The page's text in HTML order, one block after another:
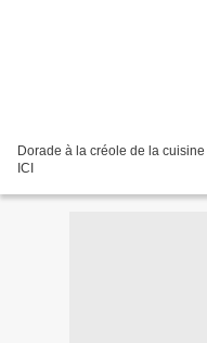
Dorade à la créole de la
ICI